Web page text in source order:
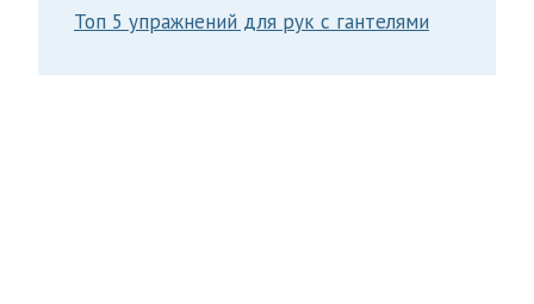
Топ 5 упражнений для рук с гантелями